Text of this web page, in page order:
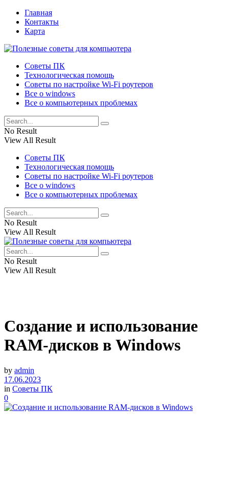
Главная
Контакты
Карта
Советы ПК
Технологическая помощь
Советы по настройке Wi-Fi роутеров
Все о windows
Все о компьютерных проблемах
No Result
View All Result
Советы ПК
Технологическая помощь
Советы по настройке Wi-Fi роутеров
Все о windows
Все о компьютерных проблемах
No Result
View All Result
No Result
View All Result
Создание и использование
RAM-дисков в Windows
by admin
17.06.2023
in Советы ПК
0